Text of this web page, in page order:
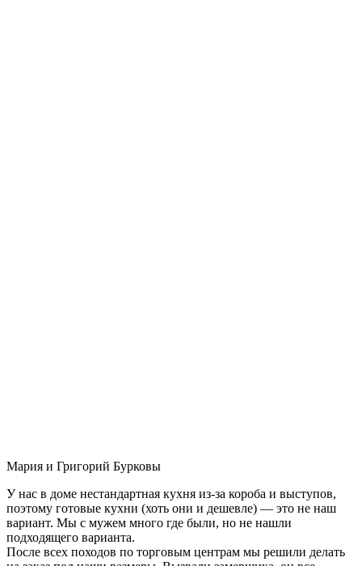
Мария и Григорий Бурковы
У нас в доме нестандартная кухня из-за короба и выступов,
поэтому готовые кухни (хоть они и дешевле) — это не наш
вариант. Мы с мужем много где были, но не нашли
подходящего варианта.
После всех походов по торговым центрам мы решили делать